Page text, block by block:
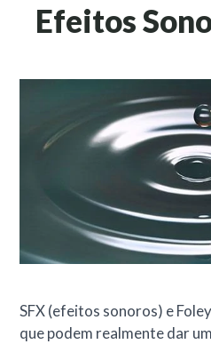
Efeitos
SFX (efeitos sonoros) e
que podem realmente dar